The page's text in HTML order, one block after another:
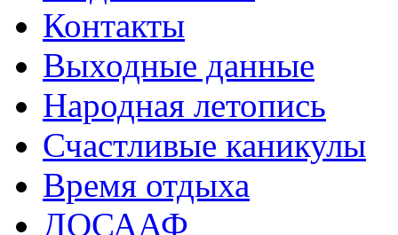
Контакты
Выходные данные
Народная летопись
Счастливые каникулы
Время отдыха
ДОСААФ